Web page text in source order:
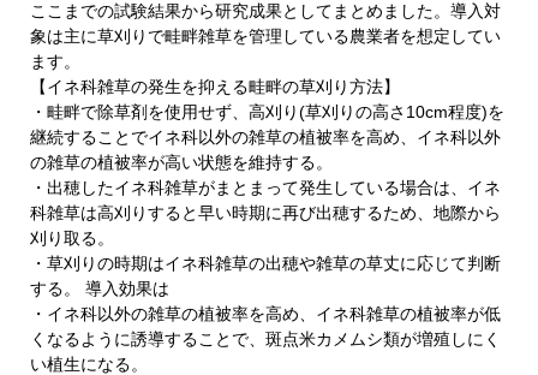
ここまでの試験結果から研究成果としてまとめました。導入対
象は主に草刈りで畦畔雑草を管理している農業者を想定してい
ます。
【イネ科雑草の発生を抑える畦畔の草刈り方法】
・畦畔で除草剤を使用せず、高刈り(草刈りの高さ10cm程度)を
継続することでイネ科以外の雑草の植被率を高め、イネ科以外
の雑草の植被率が高い状態を維持する。
・出穂したイネ科雑草がまとまって発生している場合は、イネ
科雑草は高刈りすると早い時期に再び出穂するため、地際から
刈り取る。
・草刈りの時期はイネ科雑草の出穂や雑草の草丈に応じて判断
する。 導入効果は
・イネ科以外の雑草の植被率を高め、イネ科雑草の植被率が低
くなるように誘導することで、斑点米カメムシ類が増殖しにく
い植生になる。